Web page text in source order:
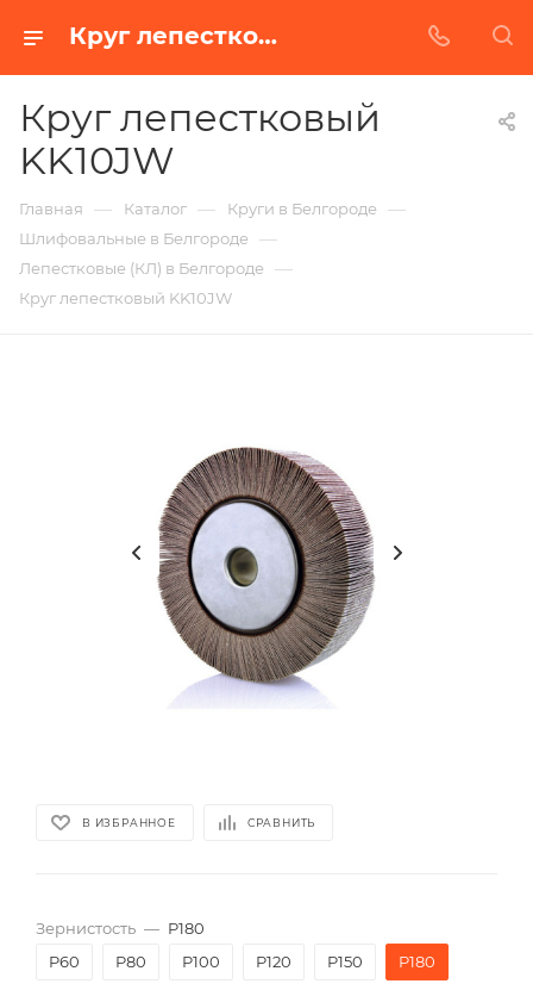
Круг лепестковый KK10JW в Белгороде | Купить по недорогой цене от Абразивного Завода
Круг лепестковый
KK10JW
Главная — Каталог — Круги в Белгороде —
Шлифовальные в Белгороде —
Лепестковые (КЛ) в Белгороде —
Круг лепестковый KK10JW
В ИЗБРАННОЕ СРАВНИТЬ
Зернистость — P180
P60
P80 P100 P120 P150 P180